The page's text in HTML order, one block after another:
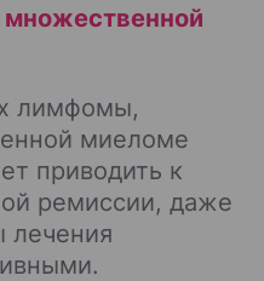
лимфомы,
миеломе
приводить к
ремиссии, даже
лечения